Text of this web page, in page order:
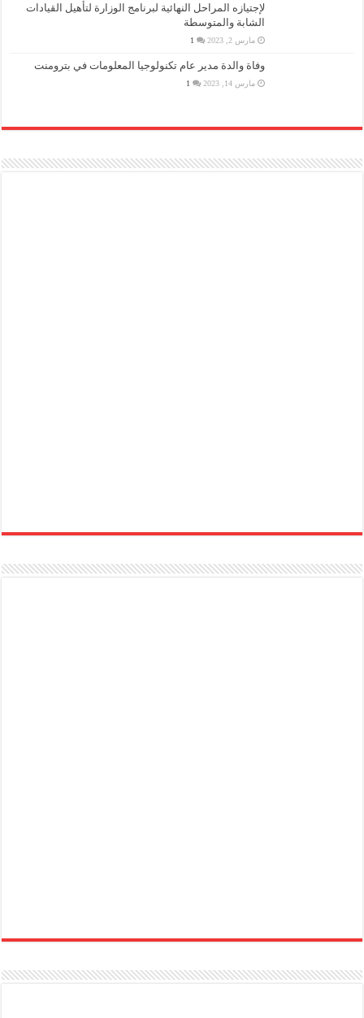
لإجتيازه المراحل النهائية لبرنامج الوزارة لتأهيل القيادات
الشابة والمتوسطة
مارس 2, 2023 1
وفاة والدة مدير عام تكنولوجيا المعلومات في بترومنت
مارس 14, 2023 1